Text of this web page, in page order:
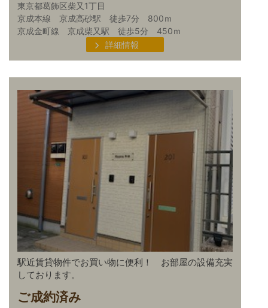
東京都葛飾区柴又1丁目
京成本線 京成高砂駅 徒歩7分 800ｍ
京成金町線 京成柴又駅 徒歩5分 450ｍ
詳細情報
駅近賃貸物件でお買い物に便利！ お部屋の設備充実
しております。
ご成約済み